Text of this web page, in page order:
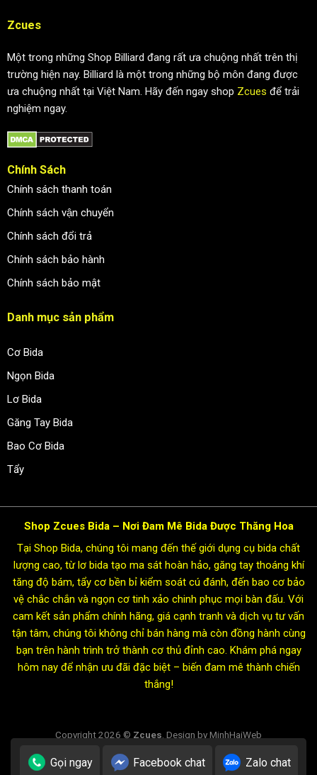
Zcues
Một trong những Shop Billiard đang rất ưa chuộng nhất trên thị
trường hiện nay. Billiard là một trong những bộ môn đang được
ưa chuộng nhất tại Việt Nam. Hãy đến ngay shop Zcues để trải
nghiệm ngay.
Chính Sách
Chính sách thanh toán
Chính sách vận chuyển
Chính sách đổi trả
Chính sách bảo hành
Chính sách bảo mật
Danh mục sản phẩm
Cơ Bida
Ngọn Bida
Lơ Bida
Găng Tay Bida
Bao Cơ Bida
Tẩy
Shop Zcues Bida – Nơi Đam Mê Bida Được Thăng Hoa
Tại Shop Bida, chúng tôi mang đến thế giới dụng cụ bida chất
lượng cao, từ lơ bida tạo ma sát hoàn hảo, găng tay thoáng khí
tăng độ bám, tẩy cơ bền bỉ kiểm soát cú đánh, đến bao cơ bảo
vệ chắc chắn và ngọn cơ tinh xảo chinh phục mọi bàn đấu. Với
cam kết sản phẩm chính hãng, giá cạnh tranh và dịch vụ tư vấn
tận tâm, chúng tôi không chỉ bán hàng mà còn đồng hành cùng
bạn trên hành trình trở thành cơ thủ đỉnh cao. Khám phá ngay
hôm nay để nhận ưu đãi đặc biệt – biến đam mê thành chiến
thắng!
Copyright 2026 © Zcues . Design by MinhHaiWeb
Gọi ngay Facebook chat Zalo chat